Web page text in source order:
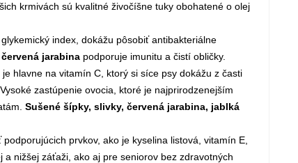
krmivách sú kvalitné živočíšne tuky obohatené o olej
glykemický index, dokážu pôsobiť antibakteriálne
červená jarabina podporuje imunitu a čistí obličky.
hlavne na vitamín C, ktorý si síce psy dokážu z časti
zastúpenie ovocia, ktoré je najprirodzenejším
Sušené šípky, slivky, červená jarabina, jablká
prvkov, ako je kyselina listová, vitamín E,
nižšej záťaži, ako aj pre seniorov bez zdravotných